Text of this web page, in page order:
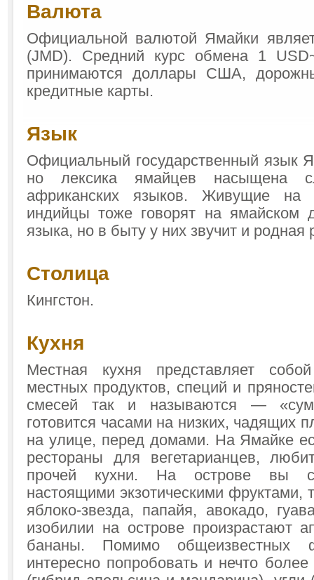
Валюта
Официальной валютой Ямайки
(JMD). Средний курс обмена 1
принимаются доллары США,
кредитные карты.
Язык
Официальный государственный язык
но лексика ямайцев насыщена
африканских языков. Живущие на
индийцы тоже говорят на ямайском
языка, но в быту у них звучит и родная
Столица
Кингстон.
Кухня
Местная кухня представляет
местных продуктов, специй и
смесей так и называются —
готовится часами на низких, чадящих
на улице, перед домами. На Ямайке
рестораны для вегетарианцев,
прочей кухни. На острове вы
настоящими экзотическими фруктами,
яблоко-звезда, папайя, авокадо,
изобилии на острове произрастают
бананы. Помимо общеизвестных
интересно попробовать и нечто более